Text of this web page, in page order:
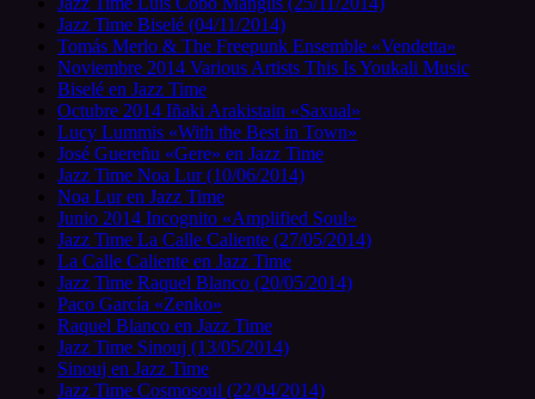
Jazz Time Biselé (04/11/2014)
Tomás Merlo & The Freepunk Ensemble «Vendetta»
Noviembre 2014 Various Artists This Is Youkali Music
Biselé en Jazz Time
Octubre 2014 Iñaki Arakistain «Saxual»
Lucy Lummis «With the Best in Town»
José Guereñu «Gere» en Jazz Time
Jazz Time Noa Lur (10/06/2014)
Noa Lur en Jazz Time
Junio 2014 Incognito «Amplified Soul»
Jazz Time La Calle Caliente (27/05/2014)
La Calle Caliente en Jazz Time
Jazz Time Raquel Blanco (20/05/2014)
Paco García «Zenko»
Raquel Blanco en Jazz Time
Jazz Time Sinouj (13/05/2014)
Sinouj en Jazz Time
Jazz Time Cosmosoul (22/04/2014)